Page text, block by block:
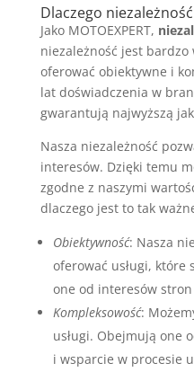
Dlaczego
Jako MOTOEXPERT,
niezależność jest
oferować obiektywne i
lat doświadczenia w
gwarantują najwyższą
Nasza niezależność
interesów. Dzięki temu
zgodne z naszymi
dlaczego jest to tak
Obiektywność: Nasza
oferować usługi, które
one od interesów
Kompleksowość:
usługi. Obejmują one
i wsparcie w procesie